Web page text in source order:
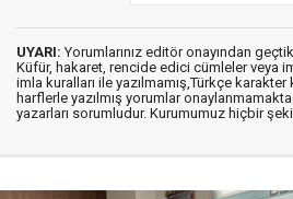
UYARI: Yorumlarınız editör onayından
Küfür, hakaret, rencide edici cümleler veya
imla kuralları ile yazılmamış,Türkçe
harflerle yazılmış yorumlar
yazarları sorumludur. Kurumumuz hiçbir